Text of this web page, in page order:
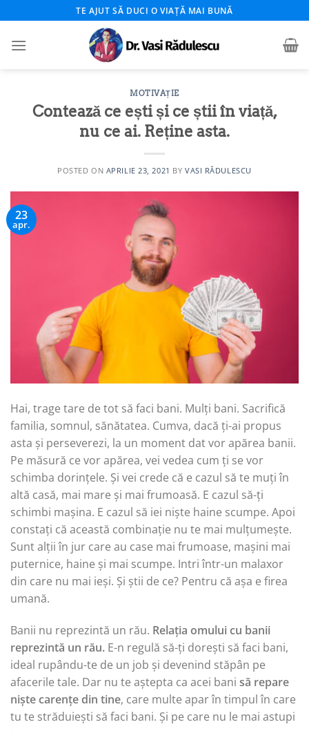
to
content
TE AJUT SĂ DUCI O VIAȚĂ MAI BUNĂ
MOTIVAȚIE
Contează ce ești și ce știi în viață,
nu ce ai. Reține asta.
POSTED ON APRILIE 23, 2021 BY VASI RĂDULESCU
23
apr.
Hai, trage tare de tot să faci bani. Mulți bani. Sacrifică
familia, somnul, sănătatea. Cumva, dacă ți-ai propus
asta și perseverezi, la un moment dat vor apărea banii.
Pe măsură ce vor apărea, vei vedea cum ți se vor
schimba dorințele. Și vei crede că e cazul să te muți în
altă casă, mai mare și mai frumoasă. E cazul să-ți
schimbi mașina. E cazul să iei niște haine scumpe. Apoi
constați că această combinație nu te mai mulțumește.
Sunt alții în jur care au case mai frumoase, mașini mai
puternice, haine și mai scumpe. Intri într-un malaxor
din care nu mai ieși. Și știi de ce? Pentru că așa e firea
umană.
Banii nu reprezintă un rău. Relația omului cu banii
reprezintă un rău. E-n regulă să-ți dorești să faci bani,
ideal rupându-te de un job și devenind stăpân pe
afacerile tale. Dar nu te aștepta ca acei bani să repare
niște carențe din tine, care multe apar în timpul în care
tu te străduiești să faci bani. Și pe care nu le mai astupi